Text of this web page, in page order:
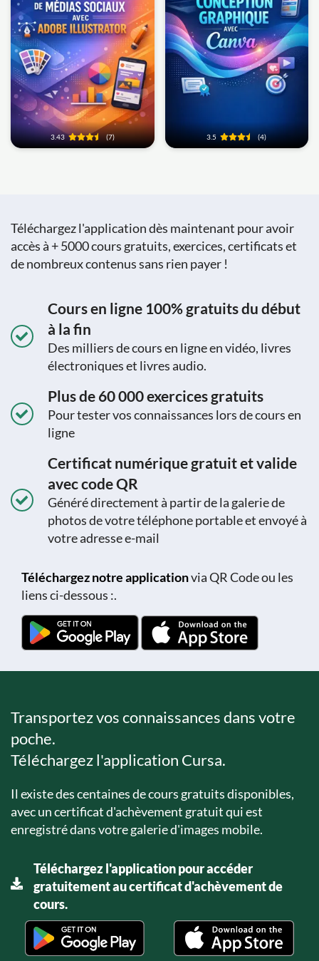
3.43 (7) 3.5 (4)
Téléchargez l'application dès maintenant pour avoir
accès à + 5000 cours gratuits, exercices, certificats et
de nombreux contenus sans rien payer !
Cours en ligne 100% gratuits du début
à la fin
Des milliers de cours en ligne en vidéo, livres
électroniques et livres audio.
Plus de 60 000 exercices gratuits
Pour tester vos connaissances lors de cours en
ligne
Certificat numérique gratuit et valide
avec code QR
Généré directement à partir de la galerie de
photos de votre téléphone portable et envoyé à
votre adresse e-mail
Téléchargez notre applicationvia QR Code ou les
liens ci-dessous :.
Transportez vos connaissances dans votre
poche.
Téléchargez l'application Cursa.
Il existe des centaines de cours gratuits disponibles,
avec un certificat d'achèvement gratuit qui est
enregistré dans votre galerie d'images mobile.
Téléchargez l'application pour accéder
gratuitement au certificat d'achèvement de
cours.